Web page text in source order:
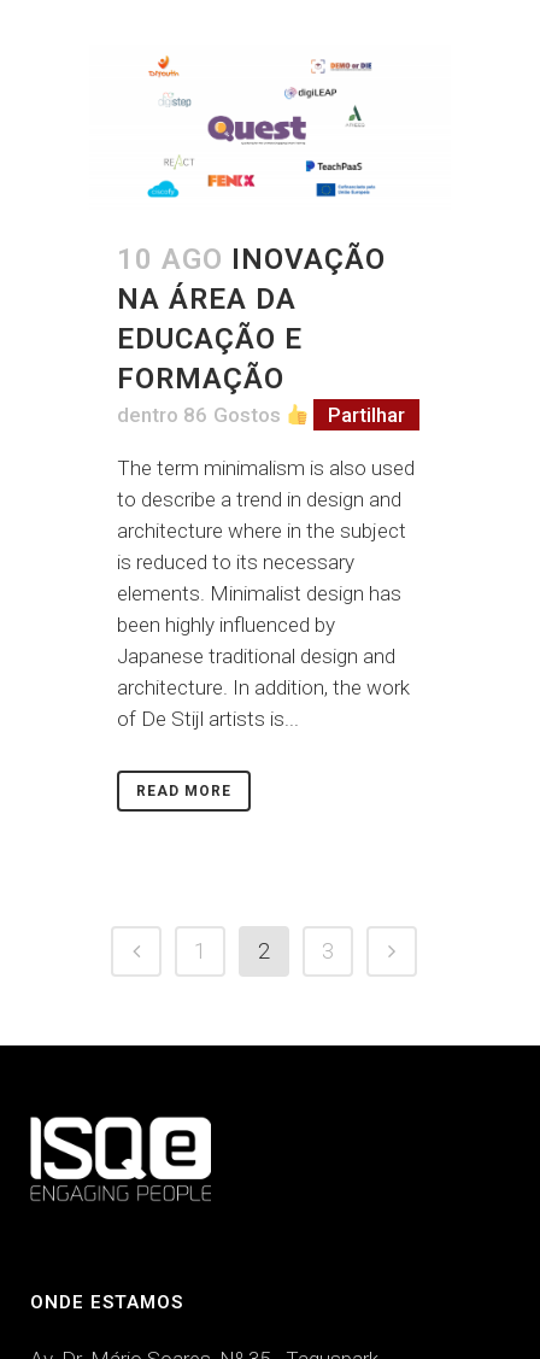
10 AGO INOVAÇÃO
NA ÁREA DA
EDUCAÇÃO E
FORMAÇÃO
dentro 86 Gostos Partilhar
The term minimalism is also used
to describe a trend in design and
architecture where in the subject
is reduced to its necessary
elements. Minimalist design has
been highly influenced by
Japanese traditional design and
architecture. In addition, the work
of De Stijl artists is...
READ MORE
1 2 3
ONDE ESTAMOS